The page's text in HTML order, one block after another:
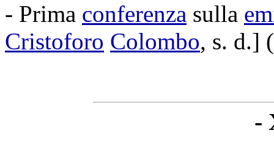
- Prima conferenza sulla
Cristoforo Colombo, s. d.] (
-